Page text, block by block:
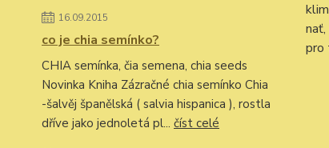
16.09.2015
co je chia semínko?
CHIA semínka, čia semena, chia seeds
Novinka Kniha Zázračné chia semínko Chia
-šalvěj španělská ( salvia hispanica ), rostla
dříve jako jednoletá pl... číst celé
pro